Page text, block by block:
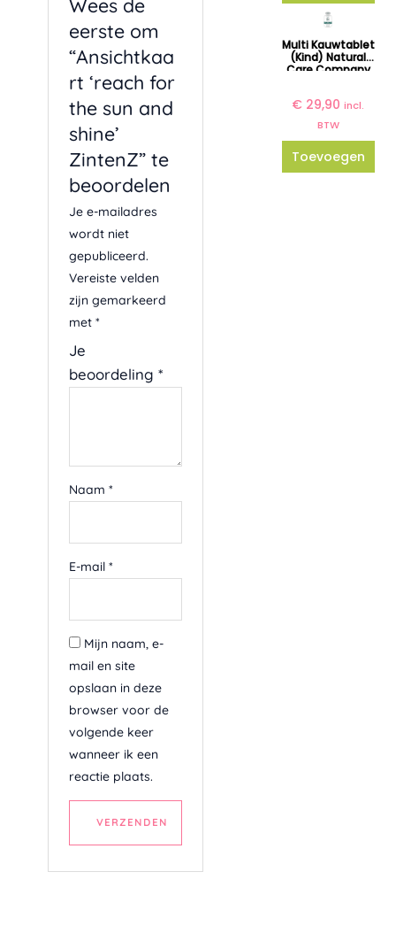
Wees de
eerste om
“Ansichtkaa
rt ‘reach for
the sun and
shine’
ZintenZ” te
beoordelen
Je e-mailadres
wordt niet
gepubliceerd.
Vereiste velden
zijn gemarkeerd
met *
Je
beoordeling *
Naam *
E-mail *
Mijn naam, e-
mail en site
opslaan in deze
browser voor de
volgende keer
wanneer ik een
reactie plaats.
Multi Kauwtablet
(kind) Natural
Care Company
€ 29,90 incl.
BTW
Toevoegen